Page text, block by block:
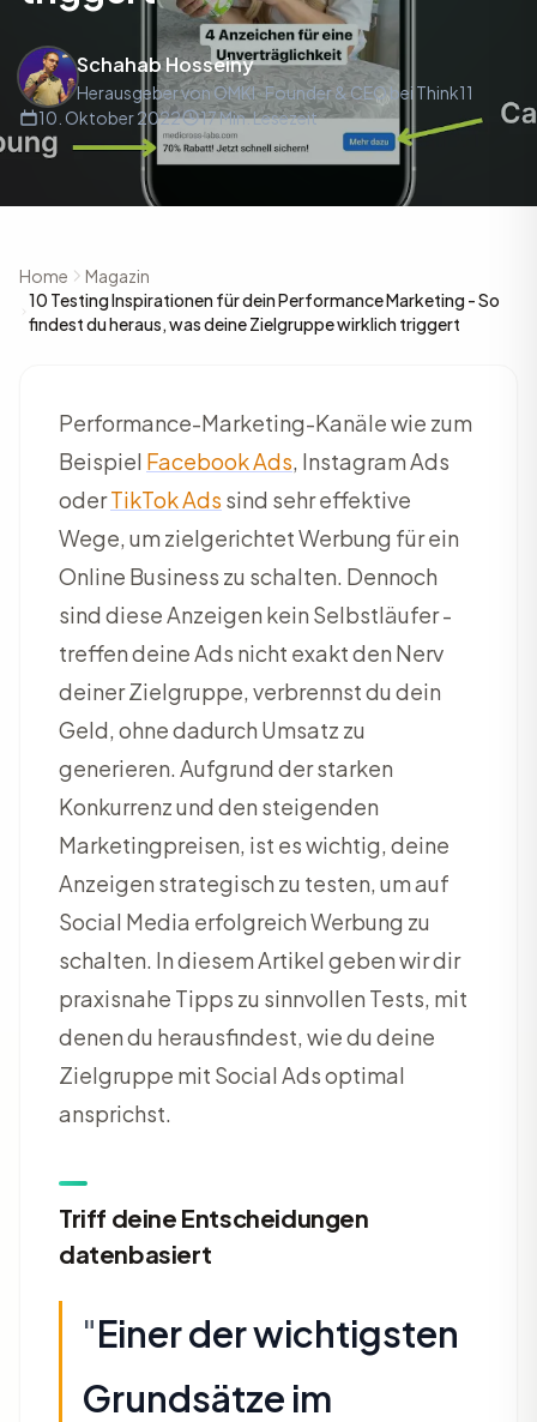
Schahab Hosseiny
Herausgeber von OMKI · Founder & CEO bei Think11
10. Oktober 2022
17 Min. Lesezeit
Home
Magazin
10 Testing Inspirationen für dein Performance Marketing - So
findest du heraus, was deine Zielgruppe wirklich triggert
Performance-Marketing-Kanäle wie zum
Beispiel Facebook Ads, Instagram Ads
oderTikTok Ads sind sehr effektive
Wege, um zielgerichtet Werbung für ein
Online Business zu schalten. Dennoch
sind diese Anzeigen kein Selbstläufer -
treffen deine Ads nicht exakt den Nerv
deiner Zielgruppe, verbrennst du dein
Geld, ohne dadurch Umsatz zu
generieren. Aufgrund der starken
Konkurrenz und den steigenden
Marketingpreisen, ist es wichtig, deine
Anzeigen strategisch zu testen, um auf
Social Media erfolgreich Werbung zu
schalten. In diesem Artikel geben wir dir
praxisnahe Tipps zu sinnvollen Tests, mit
denen du herausfindest, wie du deine
Zielgruppe mit Social Ads optimal
ansprichst.
Triff deine Entscheidungen
datenbasiert
"Einer der wichtigsten
Grundsätze im